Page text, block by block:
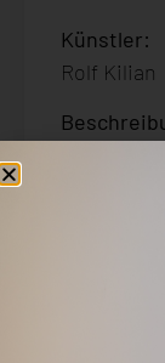
Künstler:
Rolf Kilian